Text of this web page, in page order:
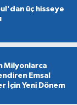
üç hisseye
Milyonlarca
Emsal
İçin Yeni Dönem